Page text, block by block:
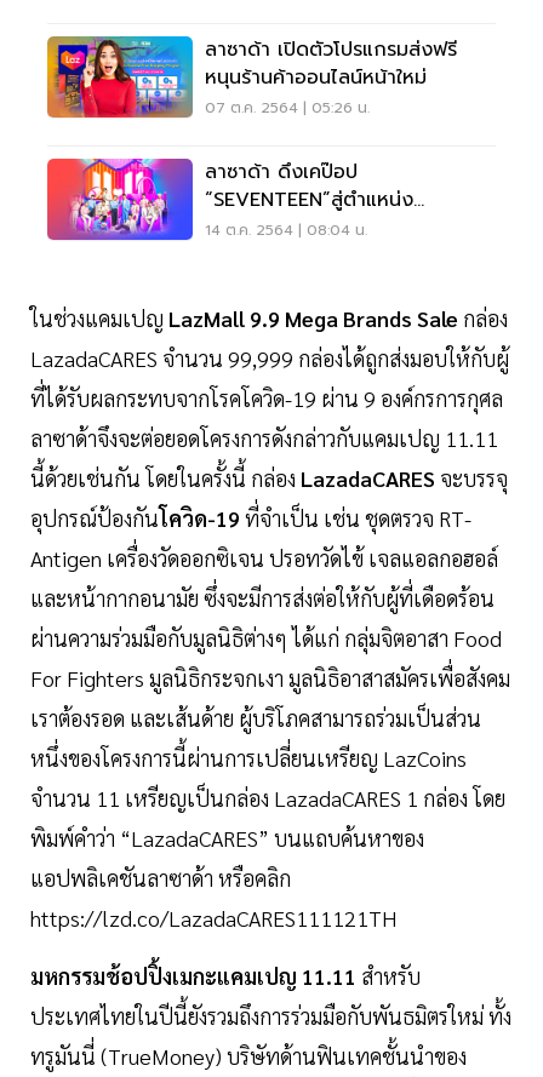
ลาซาด้า เปิดตัวโปรแกรมส่งฟรี
หนุนร้านค้าออนไลน์หน้าใหม่
07 ต.ค. 2564 | 05:26 น.
ลาซาด้า ดึงเคป๊อป
“SEVENTEEN”สู่ตำแหน่ง
Regional Happiness
14 ต.ค. 2564 | 08:04 น.
ในช่วงแคมเปญ LazMall 9.9 Mega Brands Sale กล่อง
LazadaCARES จำนวน 99,999 กล่องได้ถูกส่งมอบให้กับผู้
ที่ได้รับผลกระทบจากโรคโควิด-19 ผ่าน 9 องค์กรการกุศล
ลาซาด้าจึงจะต่อยอดโครงการดังกล่าวกับแคมเปญ 11.11
นี้ด้วยเช่นกัน โดยในครั้งนี้ กล่อง LazadaCARES จะบรรจุ
อุปกรณ์ป้องกันโควิด-19 ที่จำเป็น เช่น ชุดตรวจ RT-
Antigen เครื่องวัดออกซิเจน ปรอทวัดไข้ เจลแอลกอฮอล์
และหน้ากากอนามัย ซึ่งจะมีการส่งต่อให้กับผู้ที่เดือดร้อน
ผ่านความร่วมมือกับมูลนิธิต่างๆ ได้แก่ กลุ่มจิตอาสา Food
For Fighters มูลนิธิกระจกเงา มูลนิธิอาสาสมัครเพื่อสังคม
เราต้องรอด และเส้นด้าย ผู้บริโภคสามารถร่วมเป็นส่วน
หนึ่งของโครงการนี้ผ่านการเปลี่ยนเหรียญ LazCoins
จำนวน 11 เหรียญเป็นกล่อง LazadaCARES 1 กล่อง โดย
พิมพ์คำว่า “LazadaCARES” บนแถบค้นหาของ
แอปพลิเคชันลาซาด้า หรือคลิก
https://lzd.co/LazadaCARES111121TH
มหกรรมช้อปปิ้งเมกะแคมเปญ 11.11 สำหรับ
ประเทศไทยในปีนี้ยังรวมถึงการร่วมมือกับพันธมิตรใหม่ ทั้ง
ทรูมันนี่ (TrueMoney) บริษัทด้านฟินเทคชั้นนำของ